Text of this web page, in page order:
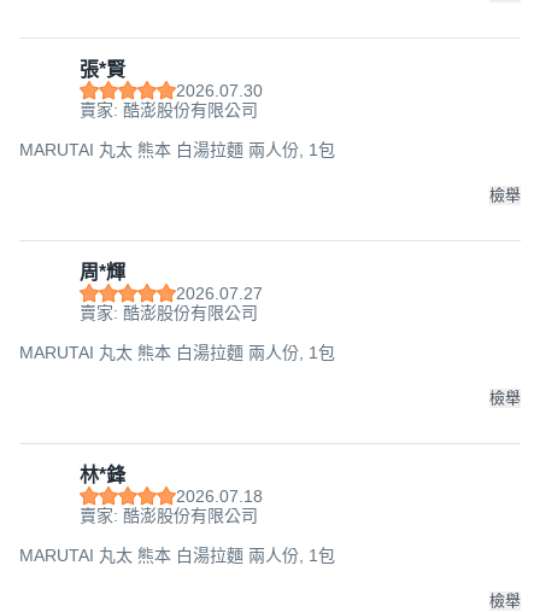
張*賢
2026.07.30
賣家: 酷澎股份有限公司
MARUTAI 丸太 熊本 白湯拉麵 兩人份, 1包
檢舉
周*輝
2026.07.27
賣家: 酷澎股份有限公司
MARUTAI 丸太 熊本 白湯拉麵 兩人份, 1包
檢舉
林*鋒
2026.07.18
賣家: 酷澎股份有限公司
MARUTAI 丸太 熊本 白湯拉麵 兩人份, 1包
檢舉